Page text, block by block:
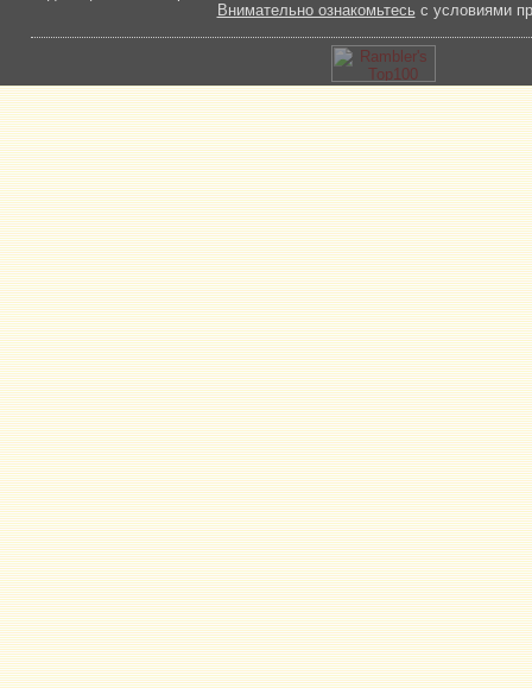
Внимательно ознакомьтесь с условиями